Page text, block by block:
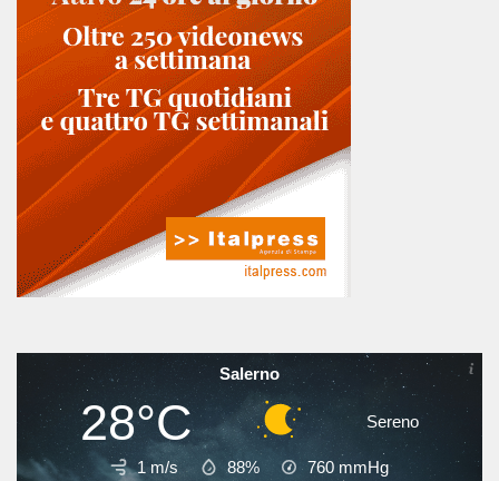
Salerno
28°C Sereno
1 m/s 88% 760 mmHg